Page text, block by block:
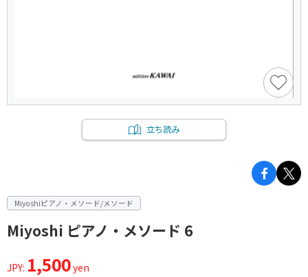
立ち読み
Miyoshiピアノ・メソード/メソード
Miyoshi ピアノ・メソード 6
JPY: 1,500yen